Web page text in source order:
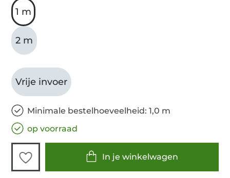
1 m
2 m
Vrije invoer
Minimale bestelhoeveelheid: 1,0 m
op voorraad
In je winkelwagen